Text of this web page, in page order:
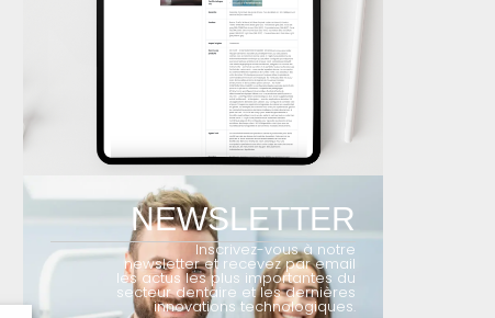
NEWSLETTER
Inscrivez-vous à notre
newsletter et recevez par email
les actus les plus importantes du
secteur dentaire et les dernières
innovations technologiques.